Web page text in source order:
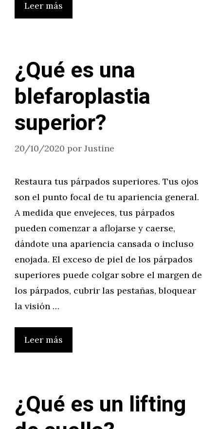
Leer más
¿Qué es una
blefaroplastia
superior?
20/10/2020 por Justine
Restaura tus párpados superiores. Tus ojos
son el punto focal de tu apariencia general.
A medida que envejeces, tus párpados
pueden comenzar a aflojarse y caerse,
dándote una apariencia cansada o incluso
enojada. El exceso de piel de los párpados
superiores puede colgar sobre el margen de
los párpados, cubrir las pestañas, bloquear
la visión …
Leer más
¿Qué es un lifting